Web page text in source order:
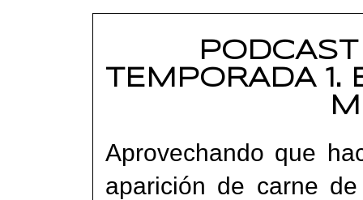
TEMPORADA
Aprovechando que
aparición de carne